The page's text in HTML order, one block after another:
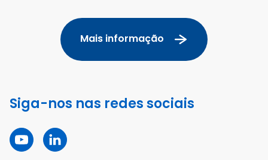
Mais informação
Siga-nos nas redes sociais